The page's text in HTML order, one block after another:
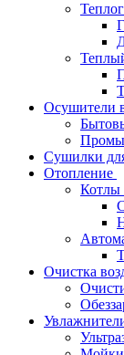
Осушители
Сушилки
Отопление
Котлы
Очистка